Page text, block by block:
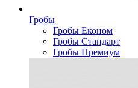
Гробы
Гробы Економ
Гробы Стандарт
Гробы Премиум